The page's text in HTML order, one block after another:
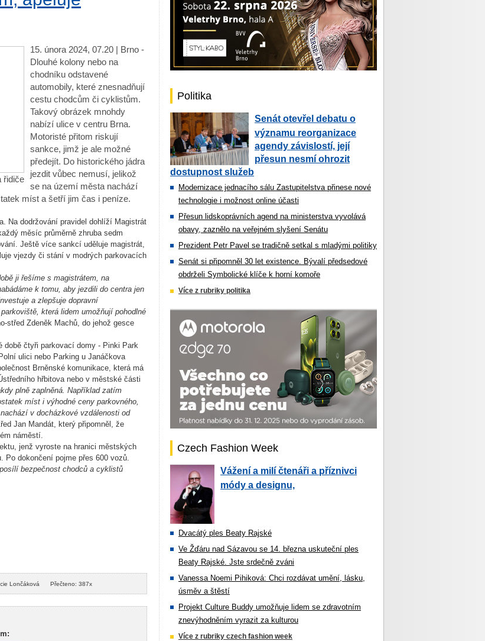
řidiče
15. února 2024, 07.20 | Brno - ⁠
Dlouhé kolony nebo na
chodníku odstavené
automobily, které znesnadňují
cestu chodcům či cyklistům.
Takový obrázek mnohdy
nabízí ulice v centru Brna.
Motoristé přitom riskují
sankce, jimž je ale možné
předejít. Do historického jádra
jezdit vůbec nemusí, jelikož
se na území města nachází
míst a šetří jim čas i peníze.
Na dodržování pravidel dohlíží Magistrát
měsíc průměrně zhruba sedm
Ještě více sankcí uděluje magistrát,
vjezdy či stání v modrých parkovacích
ji řešíme s magistrátem, na
k tomu, aby jezdili do centra jen
a zlepšuje dopravní
která lidem umožňují pohodlné
střed Zdeněk Machů, do jehož gesce
době čtyři parkovací domy ­- Pinki Park
ulici nebo Parking u Janáčkova
Brněnské komunikace, která má
hřbitova nebo v městské části
plně zaplněná. Například zatím
míst i výhodné ceny parkovného,
v docházkové vzdálenosti od
Jan Mandát, který připomněl, že
náměstí.
jenž vyroste na hranici městských
Po dokončení pojme přes 600 vozů.
bezpečnost chodců a cyklistů
Lončáková Přečteno: 387x
Politika
Senát otevřel debatu o
významu reorganizace
agendy závislostí, její
přesun nesmí ohrozit
dostupnost služeb
Modernizace jednacího sálu Zastupitelstva přinese nové
technologie i možnost online účasti
Přesun lidskoprávních agend na ministerstva vyvolává
obavy, zaznělo na veřejném slyšení Senátu
Prezident Petr Pavel se tradičně setkal s mladými politiky
Senát si připomněl 30 let existence. Bývalí předsedové
obdrželi Symbolické klíče k horní komoře
Více z rubriky politika
Czech Fashion Week
Vážení a milí čtenáři a příznivci
módy a designu,
Dvacátý ples Beaty Rajské
Ve Žďáru nad Sázavou se 14. března uskuteční ples
Beaty Rajské. Jste srdečně zváni
Vanessa Noemi Pihiková: Chci rozdávat umění, lásku,
úsměv a štěstí
Projekt Culture Buddy umožňuje lidem se zdravotním
znevýhodněním vyrazit za kulturou
Více z rubriky czech fashion week